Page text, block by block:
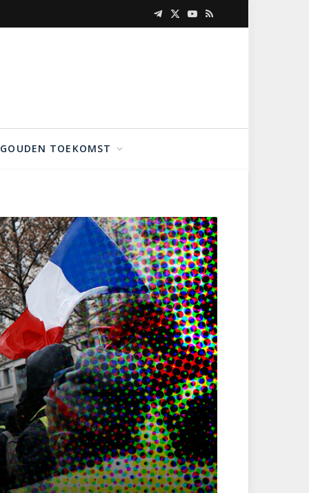
Telegram
X
YouTube
RSS
GOUDEN TOEKOMST